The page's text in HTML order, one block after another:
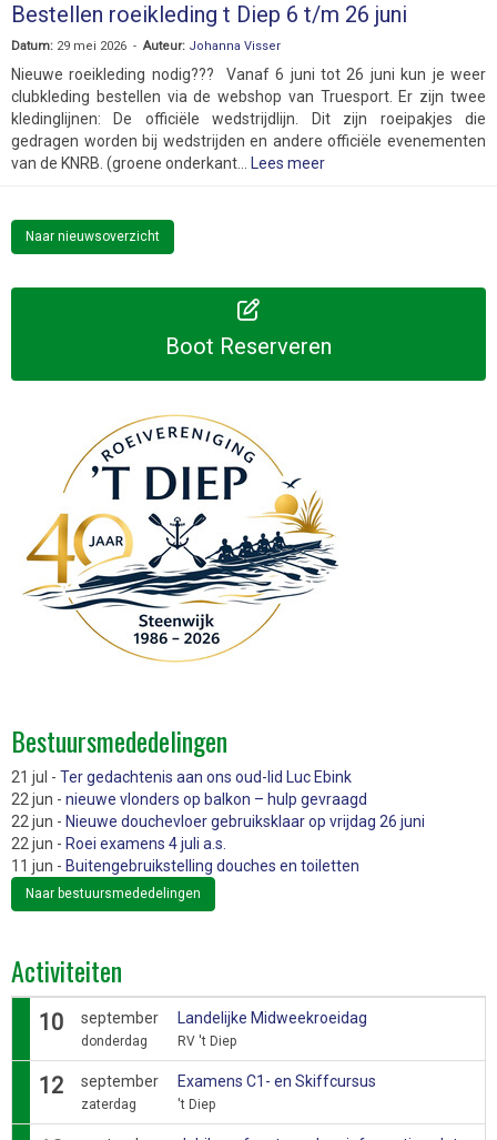
Bestellen roeikleding t Diep 6 t/m 26 juni
Datum: 29 mei 2026 -Auteur: Johanna Visser
Nieuwe roeikleding nodig??? Vanaf 6 juni tot 26 juni kun je weer
clubkleding bestellen via de webshop van Truesport. Er zijn twee
kledinglijnen: De officiële wedstrijdlijn. Dit zijn roeipakjes die
gedragen worden bij wedstrijden en andere officiële evenementen
van de KNRB. (groene onderkant...
Lees meer
Naar nieuwsoverzicht
Boot Reserveren
Bestuursmededelingen
21 jul - Ter gedachtenis aan ons oud-lid Luc Ebink
22 jun - nieuwe vlonders op balkon – hulp gevraagd
22 jun - Nieuwe douchevloer gebruiksklaar op vrijdag 26 juni
22 jun - Roei examens 4 juli a.s.
11 jun - Buitengebruikstelling douches en toiletten
Naar bestuursmededelingen
Activiteiten
10 september
donderdag
Landelijke Midweekroeidag
RV 't Diep
12 september
zaterdag
Examens C1- en Skiffcursus
't Diep